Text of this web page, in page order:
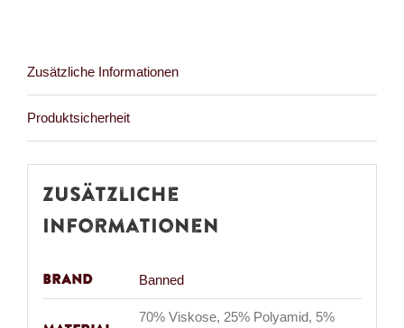
Zusätzliche Informationen
Produktsicherheit
Zusätzliche
Informationen
Brand Banned
70% Viskose, 25% Polyamid, 5%